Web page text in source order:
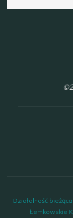
Działalność
Łemkowskie